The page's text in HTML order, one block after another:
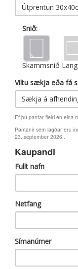
Útprentun
Snið:
Skammsnið
Viltu sækja eða fá
Sækja á
Ef þú pantar fleiri en eina
Pantanir sem lagðar eru
23. september 2026..
Kaupandi
Fullt nafn
Netfang
Símanúmer